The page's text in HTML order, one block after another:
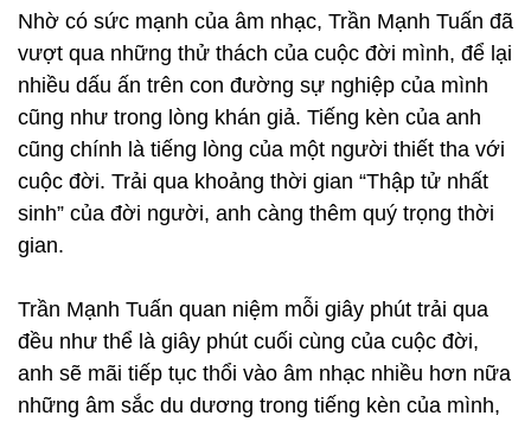
Nhờ có sức mạnh của âm nhạc, Trần Mạnh Tuấn đã
vượt qua những thử thách của cuộc đời mình, để lại
nhiều dấu ấn trên con đường sự nghiệp của mình
cũng như trong lòng khán giả. Tiếng kèn của anh
cũng chính là tiếng lòng của một người thiết tha với
cuộc đời. Trải qua khoảng thời gian “Thập tử nhất
sinh” của đời người, anh càng thêm quý trọng thời
gian.
Trần Mạnh Tuấn quan niệm mỗi giây phút trải qua
đều như thể là giây phút cuối cùng của cuộc đời,
anh sẽ mãi tiếp tục thổi vào âm nhạc nhiều hơn nữa
những âm sắc du dương trong tiếng kèn của mình,